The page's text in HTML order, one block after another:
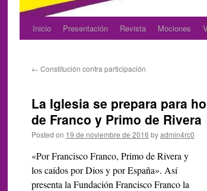
Skip
content
Inicio Presentación Revista Mociones
← Constitución contra participación
La Iglesia se prepara para
de Franco y Primo de Rivera
Posted on 19 de noviembre de 2016 byadmin4rc0
«Por Francisco Franco, Primo de Rivera y
los caídos por Dios y por España». Así
presenta la Fundación Francisco Franco la